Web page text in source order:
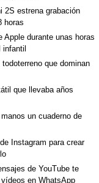
2S estrena grabación
horas
Apple durante unas horas
que dominan
que llevaba años
un cuaderno de
Instagram para crear
de YouTube te
en WhatsApp